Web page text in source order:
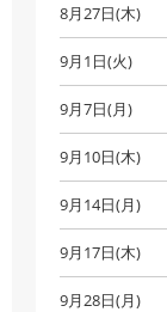
8月27日(木)
9月1日(火)
9月7日(月)
9月10日(木)
9月14日(月)
9月17日(木)
9月28日(月)